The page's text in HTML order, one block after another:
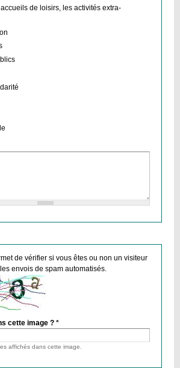
de loisirs, les activités extra-
de vérifier si vous êtes ou non un visiteur
envois de spam automatisés.
cette image ?*
affichés dans cette image.